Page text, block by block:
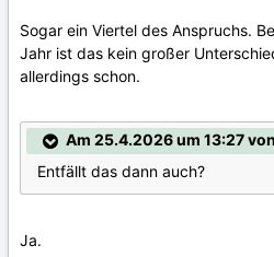
Sogar ein Viertel des Anspruchs.
Jahr ist das kein großer
allerdings schon.
Am 25.4.2026 um 13:27
Entfällt das dann auch?
Ja.